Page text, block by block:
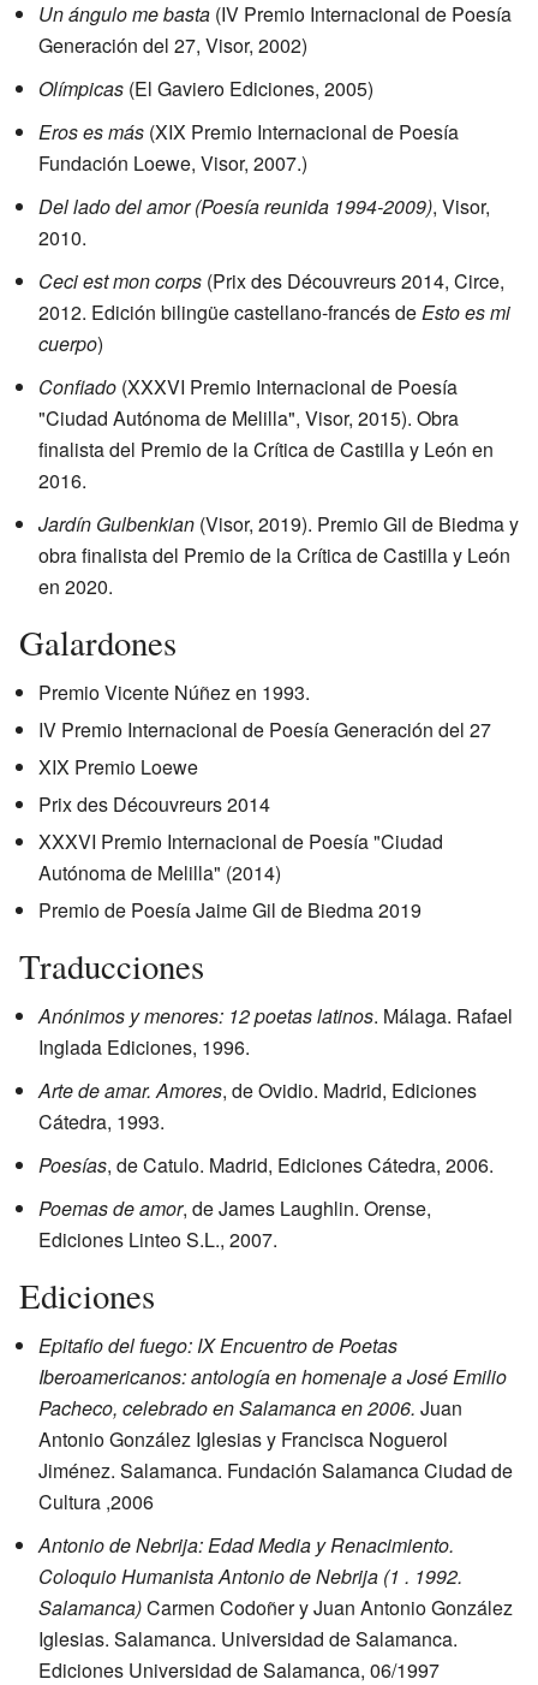
Un ángulo me basta (IV Premio Internacional de Poesía
Generación del 27, Visor, 2002)
Olímpicas (El Gaviero Ediciones, 2005)
Eros es más (XIX Premio Internacional de Poesía
Fundación Loewe, Visor, 2007.)
Del lado del amor (Poesía reunida 1994-2009), Visor,
2010.
Ceci est mon corps (Prix des Découvreurs 2014, Circe,
2012. Edición bilingüe castellano-francés deEsto es mi
cuerpo)
Confiado (XXXVI Premio Internacional de Poesía
"Ciudad Autónoma de Melilla", Visor, 2015). Obra
finalista del Premio de la Crítica de Castilla y León en
2016.
Jardín Gulbenkian (Visor, 2019). Premio Gil de Biedma y
obra finalista del Premio de la Crítica de Castilla y León
en 2020.
Galardones
Premio Vicente Núñez en 1993.
IV Premio Internacional de Poesía Generación del 27
XIX Premio Loewe
Prix des Découvreurs 2014
XXXVI Premio Internacional de Poesía "Ciudad
Autónoma de Melilla" (2014)
Premio de Poesía Jaime Gil de Biedma 2019
Traducciones
Anónimos y menores: 12 poetas latinos. Málaga. Rafael
Inglada Ediciones, 1996.
Arte de amar. Amores, de Ovidio. Madrid, Ediciones
Cátedra, 1993.
Poesías, de Catulo. Madrid, Ediciones Cátedra, 2006.
Poemas de amor, de James Laughlin. Orense,
Ediciones Linteo S.L., 2007.
Ediciones
Epitafio del fuego: IX Encuentro de Poetas
Iberoamericanos: antología en homenaje a José Emilio
Pacheco, celebrado en Salamanca en 2006. Juan
Antonio González Iglesias y Francisca Noguerol
Jiménez. Salamanca. Fundación Salamanca Ciudad de
Cultura ,2006
Antonio de Nebrija: Edad Media y Renacimiento.
Coloquio Humanista Antonio de Nebrija (1 . 1992.
Salamanca)Carmen Codoñer y Juan Antonio González
Iglesias. Salamanca. Universidad de Salamanca.
Ediciones Universidad de Salamanca, 06/1997